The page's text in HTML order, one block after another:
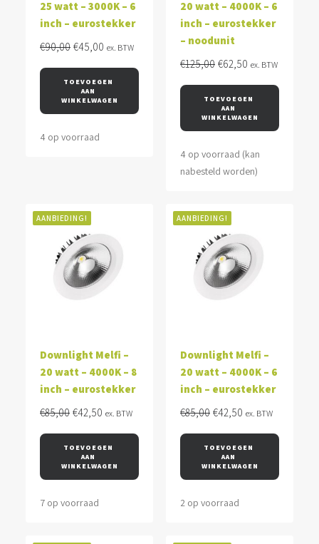
25 watt – 3000K – 6
inch – eurostekker
€90,00 Oorspronkelijke
was:
€90,00.
€45,00 Huidige
is:
€45,00.
ex. BTW
TOEVOEGEN
AAN
WINKELWAGEN
4 op voorraad
20 watt – 4000K – 6
inch – eurostekker
– noodunit
€125,00 Oorspronkelijke
was:
€125,00.
€62,50 Huidige
is:
€62,50.
ex. BTW
TOEVOEGEN
AAN
WINKELWAGEN
4 op voorraad (kan
nabesteld worden)
AANBIEDING!
Downlight Melfi –
20 watt – 4000K – 8
inch – eurostekker
€85,00 Oorspronkelijke
was:
€85,00.
€42,50 Huidige
is:
€42,50.
ex. BTW
TOEVOEGEN
AAN
WINKELWAGEN
7 op voorraad
AANBIEDING!
Downlight Melfi –
20 watt – 4000K – 6
inch – eurostekker
€85,00 Oorspronkelijke
was:
€85,00.
€42,50 Huidige
is:
€42,50.
ex. BTW
TOEVOEGEN
AAN
WINKELWAGEN
2 op voorraad